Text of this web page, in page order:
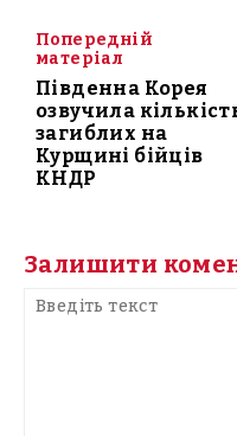
Попередній
матеріал
Південна Корея
озвучила
загиблих на
Курщині бійців
КНДР
Залишити